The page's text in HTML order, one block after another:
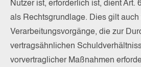
Nutzer ist, erforderlich ist, dient Art.
als Rechtsgrundlage. Dies gilt auch
Verarbeitungsvorgänge, die zur
vertragsähnlichen
vorvertraglicher Maßnahmen